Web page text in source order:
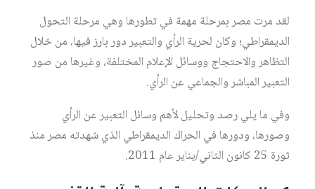
لقد مرت مصر بمرحلة مهمة في تطورها وهي مرحلة التحول
الديمقراطي؛ وكان لحرية الرأي والتعبير دور بارز فيها، من خلال
التظاهر والاحتجاج ووسائل الإعلام المختلفة، وغيرها من صور
التعبير المباشر والجماعي عن الرأي.
وفي ما يلي رصد وتحليل لأهم وسائل التعبير عن الرأي
وصورها، ودورها في الحراك الديمقراطي الذي شهدته مصر منذ
ثورة 25 كانون الثاني/يناير عام 2011.